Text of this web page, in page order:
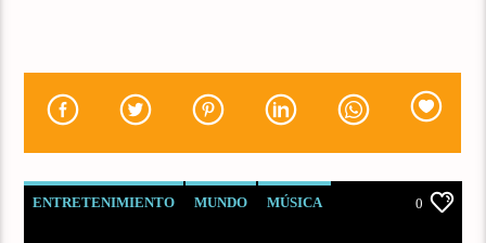
ENTRETENIMIENTO MUNDO MÚSICA 0